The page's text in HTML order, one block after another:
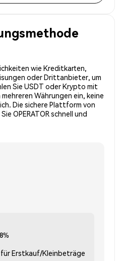
wie Kreditkarten,
oder Drittanbieter, um
Sie USDT oder Krypto mit
Währungen ein, keine
Die sichere Plattform von
OPERATOR schnell und
Erstkauf/Kleinbeträge